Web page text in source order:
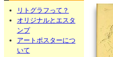
リトグラフって？
オリジナルとエスタ
ンプ
アートポスターにつ
いて